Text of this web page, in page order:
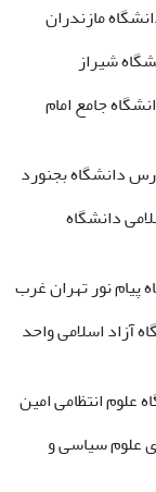
مازندران
شیراز
جامع امام
دانشگاه بجنورد
دانشگاه
نور تهران غرب
آزاد اسلامی واحد
انتظامی امین
علوم سیاسی و